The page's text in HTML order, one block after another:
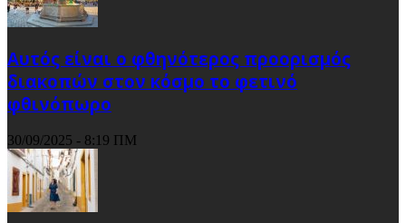
Αυτός είναι ο φθηνότερος προορισμός
διακοπών στον κόσμο το φετινό
φθινόπωρο
30/09/2025 - 8:19 ΠΜ